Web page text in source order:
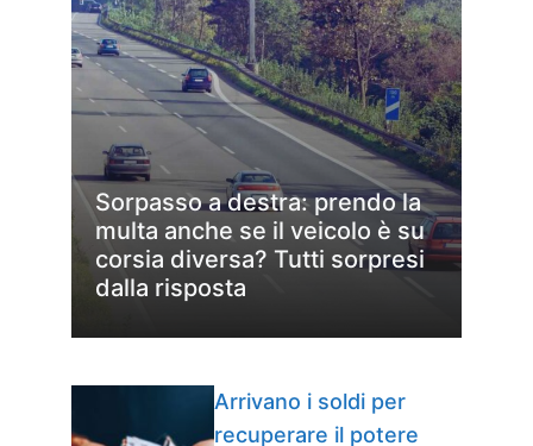
Sorpasso a destra: prendo la
multa anche se il veicolo è su
corsia diversa? Tutti sorpresi
dalla risposta
Arrivano i soldi per
recuperare il potere